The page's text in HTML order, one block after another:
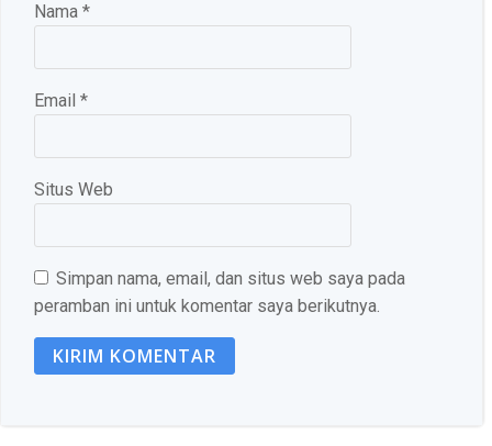
Nama *
Email *
Situs Web
Simpan nama, email, dan situs web saya pada
peramban ini untuk komentar saya berikutnya.